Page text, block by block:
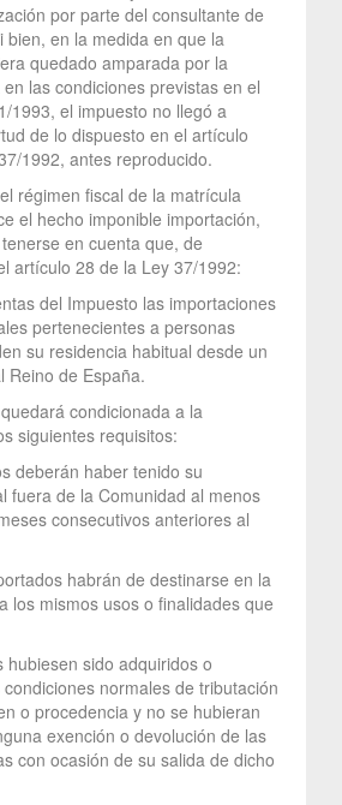
por parte del consultante de
bien, en la medida en que la
quedado amparada por la
las condiciones previstas en el
1993, el impuesto no llegó a
de lo dispuesto en el artículo
1992, antes reproducido.
régimen fiscal de la matrícula
el hecho imponible importación,
en cuenta que, de
artículo 28 de la Ley 37/1992:
del Impuesto las importaciones
pertenecientes a personas
su residencia habitual desde un
Reino de España.
condicionada a la
siguientes requisitos:
deberán haber tenido su
fuera de la Comunidad al menos
consecutivos anteriores al
habrán de destinarse en la
los mismos usos o finalidades que
hubiesen sido adquiridos o
normales de tributación
o procedencia y no se hubieran
exención o devolución de las
con ocasión de su salida de dicho